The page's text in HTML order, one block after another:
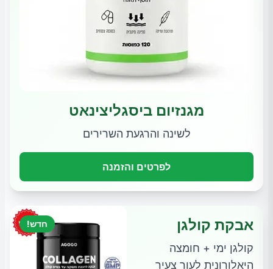
מגנזיום ביסגליצינאט
לשינה והרגעת השרירים
לפרטים והזמנה
חדש! אבקת קולגן
קולגן ימי + חומצה
היאלורונית לעור צעיר